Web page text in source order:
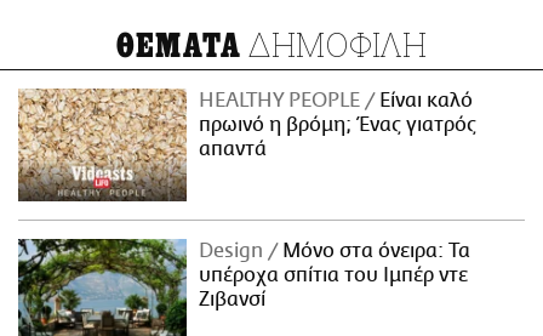
ΘΕΜΑΤΑ ΔΗΜΟΦΙΛΗ
HEALTHY PEOPLE
Είναι καλό
πρωινό η βρόμη; Ένας γιατρός
απαντά
Design
Μόνο στα όνειρα: Τα
υπέροχα σπίτια του Ιμπέρ ντε
Ζιβανσί